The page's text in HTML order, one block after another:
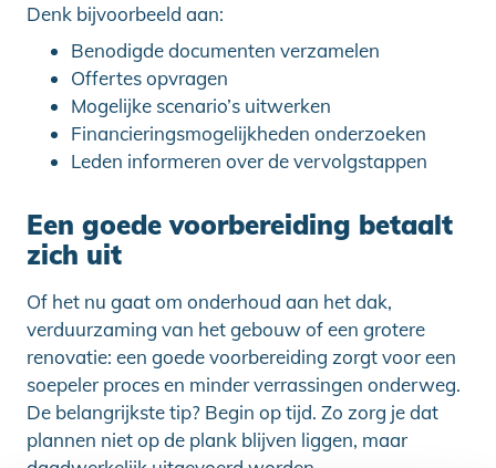
Denk bijvoorbeeld aan:
Benodigde documenten verzamelen
Offertes opvragen
Mogelijke scenario’s uitwerken
Financieringsmogelijkheden onderzoeken
Leden informeren over de vervolgstappen
Een goede voorbereiding betaalt
zich uit
Of het nu gaat om onderhoud aan het dak,
verduurzaming van het gebouw of een grotere
renovatie: een goede voorbereiding zorgt voor een
soepeler proces en minder verrassingen onderweg.
De belangrijkste tip? Begin op tijd. Zo zorg je dat
plannen niet op de plank blijven liggen, maar